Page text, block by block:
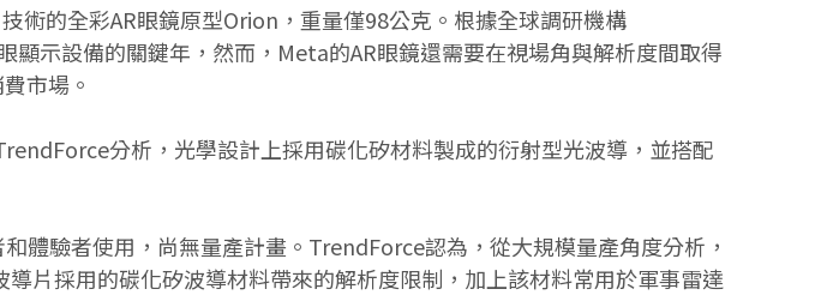
術的全彩AR眼鏡原型Orion，重量僅98公克。根據全球調研機構
示設備的關鍵年，然而，Meta的AR眼鏡還需要在視場角與解析度間取得
市場。
分析，光學設計上採用碳化矽材料製成的衍射型光波導，並搭配
體驗者使用，尚無量產計畫。TrendForce認為，從大規模量產角度分析，
片採用的碳化矽波導材料帶來的解析度限制，加上該材料常用於軍事雷達